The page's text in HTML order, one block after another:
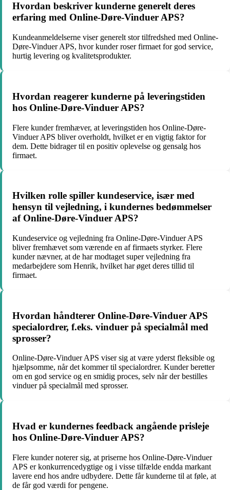
Hvordan beskriver kunderne generelt deres
erfaring med Online-Døre-Vinduer APS?
Kundeanmeldelserne viser generelt stor tilfredshed med Online-
Døre-Vinduer APS, hvor kunder roser firmaet for god service,
hurtig levering og kvalitetsprodukter.
Hvordan reagerer kunderne på leveringstiden
hos Online-Døre-Vinduer APS?
Flere kunder fremhæver, at leveringstiden hos Online-Døre-
Vinduer APS bliver overholdt, hvilket er en vigtig faktor for
dem. Dette bidrager til en positiv oplevelse og gensalg hos
firmaet.
Hvilken rolle spiller kundeservice, især med
hensyn til vejledning, i kundernes bedømmelser
af Online-Døre-Vinduer APS?
Kundeservice og vejledning fra Online-Døre-Vinduer APS
bliver fremhævet som værende en af firmaets styrker. Flere
kunder nævner, at de har modtaget super vejledning fra
medarbejdere som Henrik, hvilket har øget deres tillid til
firmaet.
Hvordan håndterer Online-Døre-Vinduer APS
specialordrer, f.eks. vinduer på specialmål med
sprosser?
Online-Døre-Vinduer APS viser sig at være yderst fleksible og
hjælpsomme, når det kommer til specialordrer. Kunder beretter
om en god service og en smidig proces, selv når der bestilles
vinduer på specialmål med sprosser.
Hvad er kundernes feedback angående prisleje
hos Online-Døre-Vinduer APS?
Flere kunder noterer sig, at priserne hos Online-Døre-Vinduer
APS er konkurrencedygtige og i visse tilfælde endda markant
lavere end hos andre udbydere. Dette får kunderne til at føle, at
de får god værdi for pengene.